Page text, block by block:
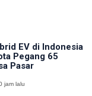
EV di Indonesia
Pegang 65
Pasar
jam lalu